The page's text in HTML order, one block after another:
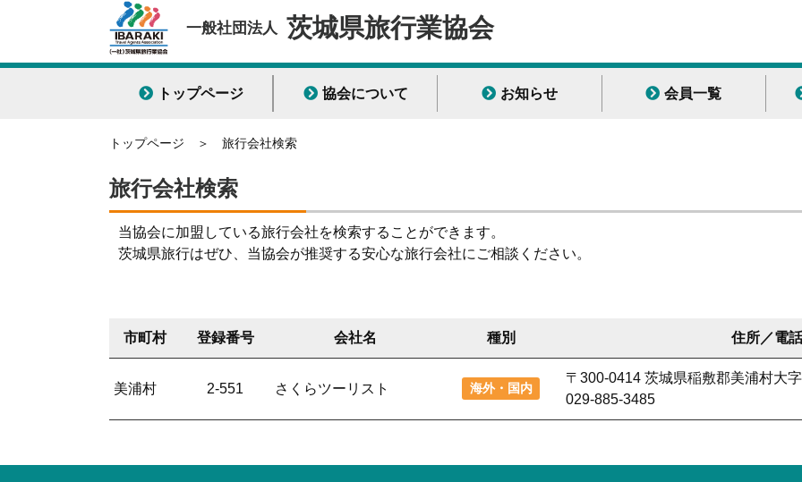
一般社団法人 茨城県旅行業協会
トップページ 協会について お知らせ 会員一覧
トップページ ＞ 旅行会社検索
旅行会社検索
当協会に加盟している旅行会社を検索することができます。
茨城県旅行はぜひ、当協会が推奨する安心な旅行会社にご相談ください。
市町村 登録番号 会社名 種別 住所／電
美浦村 2-551 さくらツーリスト 海外・国内
〒300-0414 茨城県稲敷郡美浦村大
029-885-3485